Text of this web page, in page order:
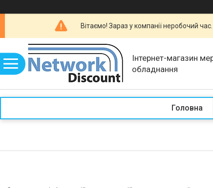
Вітаємо! Зараз у компанії неробочий
Інтернет-магазин
обладнання
Головна